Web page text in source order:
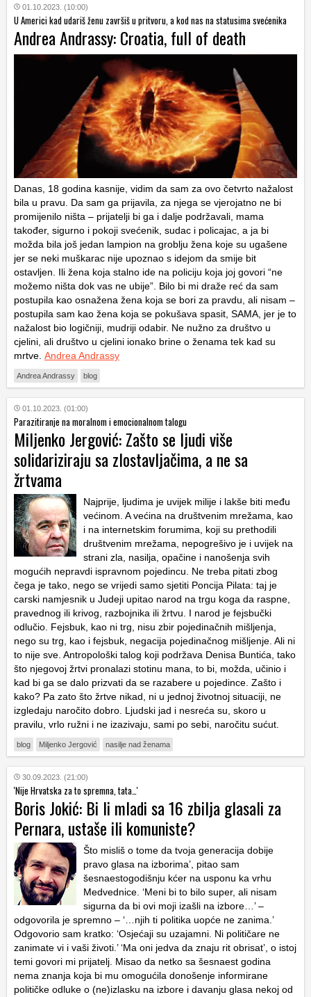
01.10.2023. (10:00)
U Americi kad udariš ženu završiš u pritvoru, a kod nas na statusima svećenika
Andrea Andrassy: Croatia, full of death
Danas, 18 godina kasnije, vidim da sam za ovo četvrto nažalost
bila u pravu. Da sam ga prijavila, za njega se vjerojatno ne bi
promijenilo ništa – prijatelji bi ga i dalje podržavali, mama
također, sigurno i pokoji svećenik, sudac i policajac, a ja bi
možda bila još jedan lampion na groblju žena koje su ugašene
jer se neki muškarac nije upoznao s idejom da smije bit
ostavljen. Ili žena koja stalno ide na policiju koja joj govori “ne
možemo ništa dok vas ne ubije”. Bilo bi mi draže reć da sam
postupila kao osnažena žena koja se bori za pravdu, ali nisam –
postupila sam kao žena koja se pokušava spasit, SAMA, jer je to
nažalost bio logičniji, mudriji odabir. Ne nužno za društvo u
cjelini, ali društvo u cjelini ionako brine o ženama tek kad su
mrtve. Andrea Andrassy
Andrea Andrassy blog
01.10.2023. (01:00)
Parazitiranje na moralnom i emocionalnom talogu
Miljenko Jergović: Zašto se ljudi više
solidariziraju sa zlostavljačima, a ne sa
žrtvama
Najprije, ljudima je uvijek milije i lakše biti među
većinom. A većina na društvenim mrežama, kao
i na internetskim forumima, koji su prethodili
društvenim mrežama, nepogrešivo je i uvijek na
strani zla, nasilja, opačine i nanošenja svih
mogućih nepravdi ispravnom pojedincu. Ne treba pitati zbog
čega je tako, nego se vrijedi samo sjetiti Poncija Pilata: taj je
carski namjesnik u Judeji upitao narod na trgu koga da raspne,
pravednog ili krivog, razbojnika ili žrtvu. I narod je fejsbučki
odlučio. Fejsbuk, kao ni trg, nisu zbir pojedinačnih mišljenja,
nego su trg, kao i fejsbuk, negacija pojedinačnog mišljenje. Ali ni
to nije sve. Antropološki talog koji podržava Denisa Buntića, tako
što njegovoj žrtvi pronalazi stotinu mana, to bi, možda, učinio i
kad bi ga se dalo prizvati da se razabere u pojedince. Zašto i
kako? Pa zato što žrtve nikad, ni u jednoj životnoj situaciji, ne
izgledaju naročito dobro. Ljudski jad i nesreća su, skoro u
pravilu, vrlo ružni i ne izazivaju, sami po sebi, naročitu sućut.
blog Miljenko Jergović nasilje nad ženama
30.09.2023. (21:00)
'Nije Hrvatska za to spremna, tata…'
Boris Jokić: Bi li mladi sa 16 zbilja glasali za
Pernara, ustaše ili komuniste?
Što misliš o tome da tvoja generacija dobije
pravo glasa na izborima’, pitao sam
šesnaestogodišnju kćer na usponu ka vrhu
Medvednice. ‘Meni bi to bilo super, ali nisam
sigurna da bi ovi moji izašli na izbore…’ –
odgovorila je spremno – ‘…njih ti politika uopće ne zanima.’
Odgovorio sam kratko: ‘Osjećaji su uzajamni. Ni političare ne
zanimate vi i vaši životi.’ ‘Ma oni jedva da znaju rit obrisat’, o istoj
temi govori mi prijatelj. Misao da netko sa šesnaest godina
nema znanja koja bi mu omogućila donošenje informirane
političke odluke o (ne)izlasku na izbore i davanju glasa nekoj od